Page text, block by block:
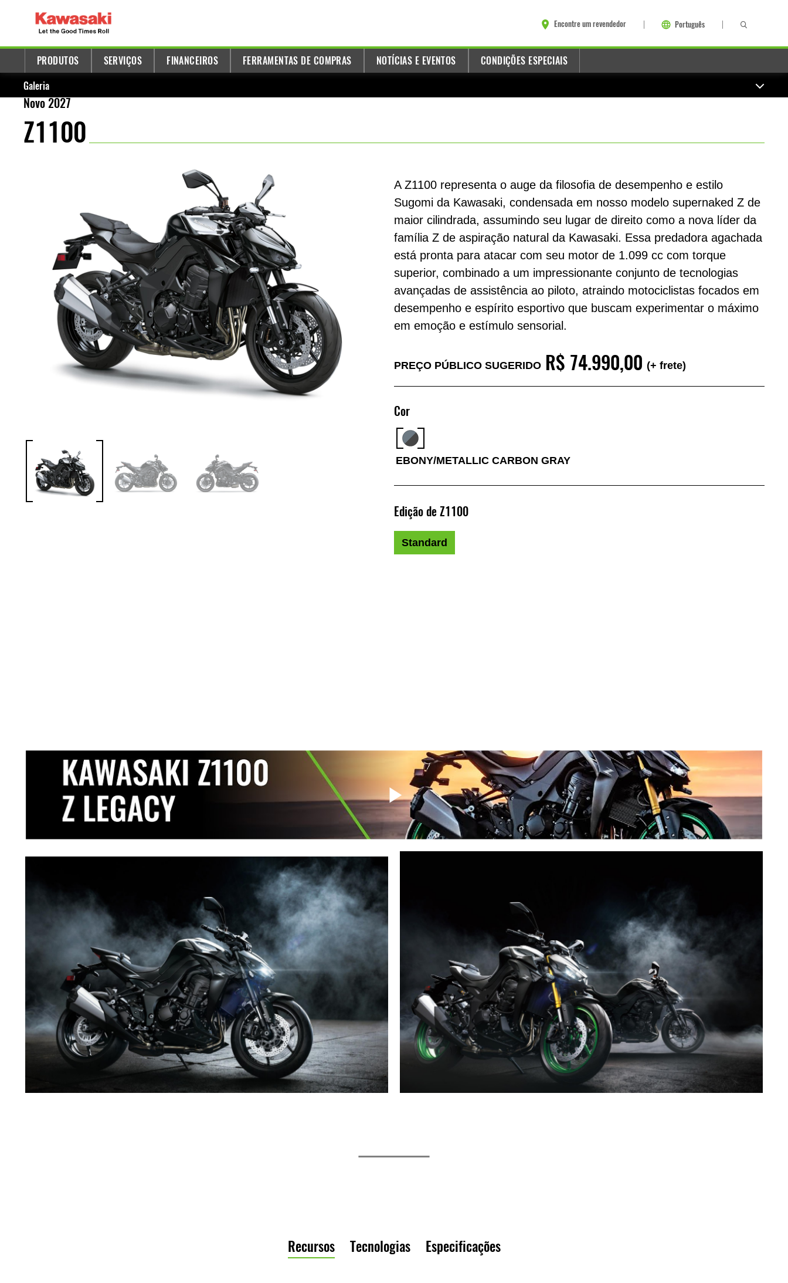
Encontre um revendedor Português
PRODUTOS SERVIÇOS FINANCEIROS FERRAMENTAS DE COMPRAS NOTÍCIAS E EVENTOS CONDIÇÕES ESPECIAIS
Galeria
Novo 2027
Z1100
A Z1100 representa o auge da filosofia de desempenho e estilo
Sugomi da Kawasaki, condensada em nosso modelo supernaked Z de
maior cilindrada, assumindo seu lugar de direito como a nova líder da
família Z de aspiração natural da Kawasaki. Essa predadora agachada
está pronta para atacar com seu motor de 1.099 cc com torque
superior, combinado a um impressionante conjunto de tecnologias
avançadas de assistência ao piloto, atraindo motociclistas focados em
desempenho e espírito esportivo que buscam experimentar o máximo
em emoção e estímulo sensorial.
PREÇO PÚBLICO SUGERIDO R$ 74.990,00 (+ frete)
Cor
EBONY/METALLIC CARBON GRAY
Edição de Z1100
Standard
Recursos Tecnologias Especificações